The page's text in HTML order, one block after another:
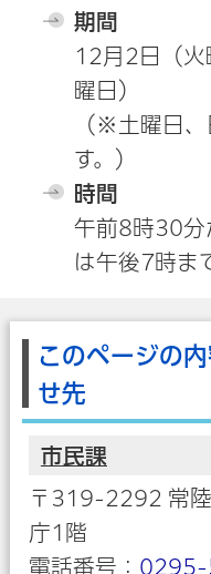
期間
12月2日（
曜日）
（※土曜日
す。）
時間
午前8時30分
は午後7時ま
このページの
せ先
市民課
〒319-2292 常
庁1階
電話番号： 0295-